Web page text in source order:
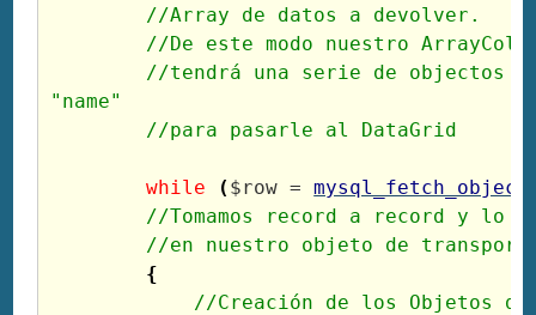
//Array de datos a devolver.
//De este modo nuestro
//tendrá una serie de objectos
"name"
//para pasarle al DataGrid
while ( $row = mysql_fetch_object
//Tomamos record a record y lo
//en nuestro objeto de
{
//Creación de los Objetos de